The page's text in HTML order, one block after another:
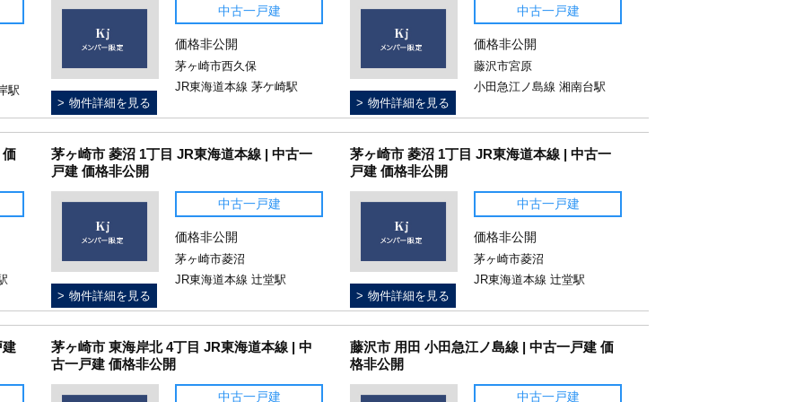
駅
物件詳細を見る
中古一戸建
価格非公開
茅ヶ崎市西久保
JR東海道本線 茅ケ崎駅
物件詳細を見る
中古一戸建
価格非公開
藤沢市宮原
小田急江ノ島線 湘南台駅
価
茅ヶ崎市 菱沼 1丁目 JR東海道本線 | 中古一
戸建 価格非公開
物件詳細を見る
中古一戸建
価格非公開
茅ヶ崎市菱沼
JR東海道本線 辻堂駅
茅ヶ崎市 菱沼 1丁目 JR東海道本線 | 中古一
戸建 価格非公開
物件詳細を見る
中古一戸建
価格非公開
茅ヶ崎市菱沼
JR東海道本線 辻堂駅
建
茅ヶ崎市 東海岸北 4丁目 JR東海道本線 | 中
古一戸建 価格非公開
中古一戸建
藤沢市 用田 小田急江ノ島線 | 中古一戸建 価
格非公開
中古一戸建